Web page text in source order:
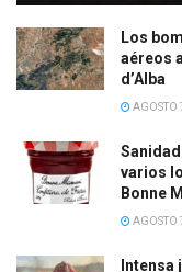
Los
aéreos
d’Alba
AGOSTO
varios
Bonne
AGOSTO